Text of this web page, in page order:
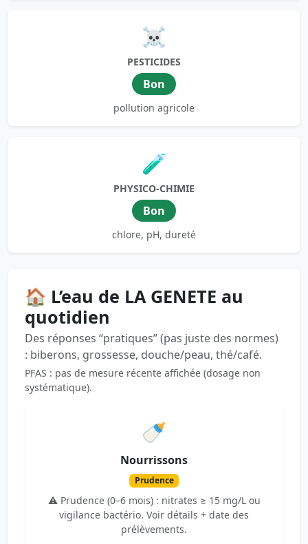
☠️
PESTICIDES
Bon
pollution agricole
🧪
PHYSICO-CHIMIE
Bon
chlore, pH, dureté
🏠 L’eau de LA GENETE au
quotidien
Des réponses “pratiques” (pas juste des normes)
: biberons, grossesse, douche/peau, thé/café.
PFAS : pas de mesure récente affichée (dosage non
systématique).
🍼
Nourrissons
Prudence
⚠️ Prudence (0–6 mois) : nitrates ≥ 15 mg/L ou
vigilance bactério. Voir détails + date des
prélèvements.